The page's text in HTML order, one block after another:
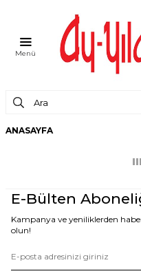
Menü
ANASAYFA
E-Bülten
Kampanya ve yeniliklerden
olun!